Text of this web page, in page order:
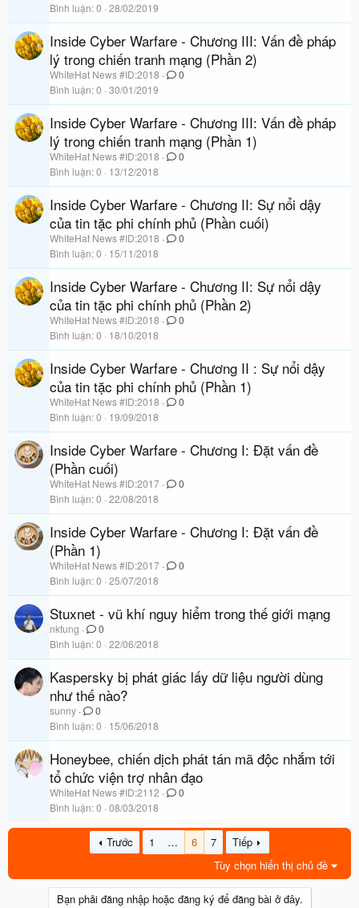
Bình luận 0 28/02/2019
Inside Cyber Warfare - Chương III: Vấn đề pháp
lý trong chiến tranh mạng (Phần 2)
WhiteHat News #ID:2018
0
Bình luận 0 30/01/2019
Inside Cyber Warfare - Chương III: Vấn đề pháp
lý trong chiến tranh mạng (Phần 1)
WhiteHat News #ID:2018
0
Bình luận 0 13/12/2018
Inside Cyber Warfare - Chương II: Sự nổi dậy
của tin tặc phi chính phủ (Phần cuối)
WhiteHat News #ID:2018
0
Bình luận 0 15/11/2018
Inside Cyber Warfare - Chương II: Sự nổi dậy
của tin tặc phi chính phủ (Phần 2)
WhiteHat News #ID:2018
0
Bình luận 0 18/10/2018
Inside Cyber Warfare - Chương II : Sự nổi dậy
của tin tặc phi chính phủ (Phần 1)
WhiteHat News #ID:2018
0
Bình luận 0 19/09/2018
Inside Cyber Warfare - Chương I: Đặt vấn đề
(Phần cuối)
WhiteHat News #ID:2017
0
Bình luận 0 22/08/2018
Inside Cyber Warfare - Chương I: Đặt vấn đề
(Phần 1)
WhiteHat News #ID:2017
0
Bình luận 0 25/07/2018
Stuxnet - vũ khí nguy hiểm trong thế giới mạng
nktung
0
Bình luận 0 22/06/2018
Kaspersky bị phát giác lấy dữ liệu người dùng
như thế nào?
sunny
0
Bình luận 0 15/06/2018
Honeybee, chiến dịch phát tán mã độc nhắm tới
tổ chức viện trợ nhân đạo
WhiteHat News #ID:2112
0
Bình luận 0 08/03/2018
Trước 1 … 6 7
Tiếp
Tùy chọn hiển thị chủ đề
Bạn phải đăng nhập hoặc đăng ký để đăng bài ở đây.